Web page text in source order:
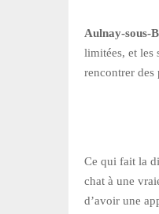
Aulnay-sous-
limitées, et les
rencontrer des
Ce qui fait la
chat à une
d’avoir une